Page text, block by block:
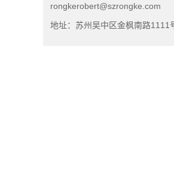
rongkerobert@szrongke.com
地址：苏州吴中区金枫南路1111